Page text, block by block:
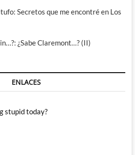
Secretos que me encontré en Los
¿Sabe Claremont…? (II)
ENLACES
stupid today?